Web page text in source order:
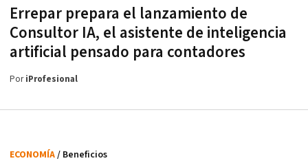
Errepar prepara el lanzamiento de
Consultor IA, el asistente de inteligencia
artificial pensado para contadores
PoriProfesional
ECONOMÍA/ Beneficios